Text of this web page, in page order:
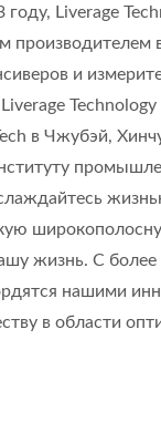
Liverage
производителем
и
Liverage
в Чжубэй,
жизнь. С
нашими
в области